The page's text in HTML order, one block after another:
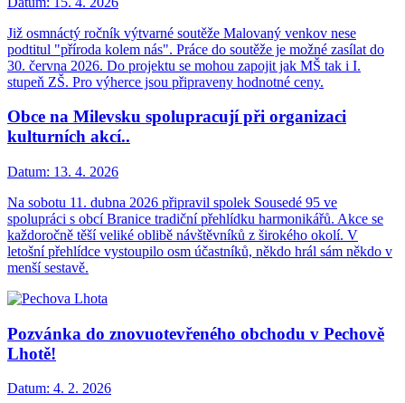
Již osmnáctý ročník výtvarné soutěže Malovaný venkov nese
podtitul "příroda kolem nás". Práce do soutěže je možné zasílat do
30. června 2026. Do projektu se mohou zapojit jak MŠ tak i I.
stupeň ZŠ. Pro výherce jsou připraveny hodnotné ceny.
Obce na Milevsku spolupracují při organizaci
kulturních akcí..
Datum: 13. 4. 2026
Na sobotu 11. dubna 2026 připravil spolek Sousedé 95 ve
spolupráci s obcí Branice tradiční přehlídku harmonikářů. Akce se
každoročně těší veliké oblibě návštěvníků z širokého okolí. V
letošní přehlídce vystoupilo osm účastníků, někdo hrál sám někdo v
menší sestavě.
Pozvánka do znovuotevřeného obchodu v Pechově
Lhotě!
Datum: 4. 2. 2026